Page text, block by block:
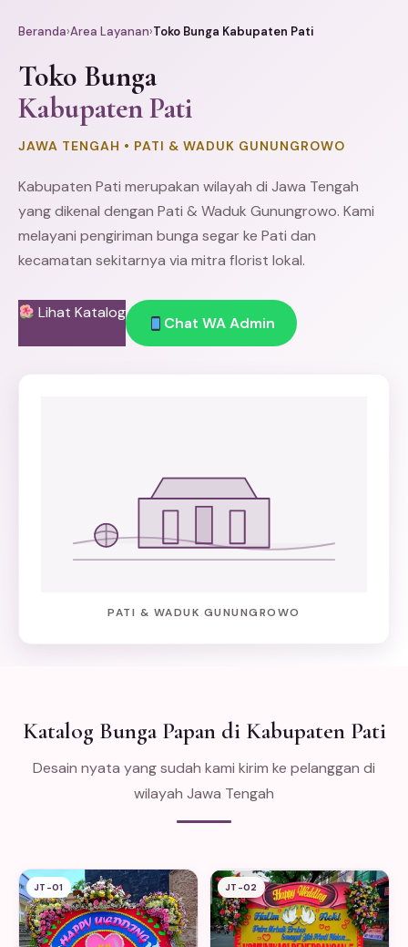
Beranda›Area Layanan›Toko Bunga Kabupaten Pati
Toko Bunga
Kabupaten Pati
JAWA TENGAH • PATI & WADUK GUNUNGROWO
Kabupaten Pati merupakan wilayah di Jawa Tengah
yang dikenal dengan Pati & Waduk Gunungrowo. Kami
melayani pengiriman bunga segar ke Pati dan
kecamatan sekitarnya via mitra florist lokal.
Lihat Katalog
Chat WA Admin
PATI & WADUK GUNUNGROWO
Katalog Bunga Papan di Kabupaten Pati
Desain nyata yang sudah kami kirim ke pelanggan di
wilayah Jawa Tengah
JT-01 JT-02